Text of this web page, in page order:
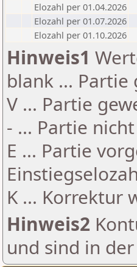
Elozahl per 01.04.2026
Elozahl per 01.07.2026
Elozahl per 01.10.2026
Hinweis1
blank ...
V ... Partie
- ... Partie
E ... Partie
K ... Korrektur
Hinweis2
und sind in